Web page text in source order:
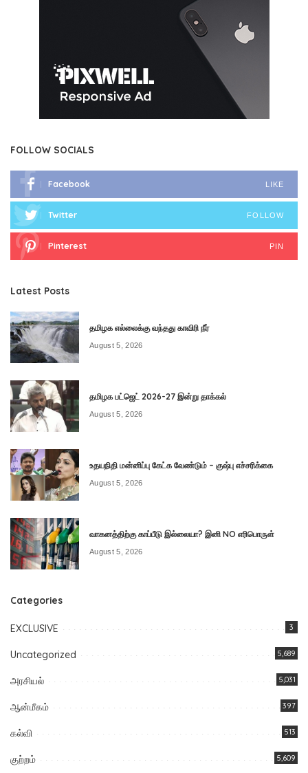
FOLLOW SOCIALS
Facebook LIKE
Twitter FOLLOW
Pinterest PIN
Latest Posts
தமிழக எல்லைக்கு வந்தது காவிரி நீர்
August 5, 2026
தமிழக பட்ஜெட் 2026-27 இன்று தாக்கல்
August 5, 2026
உதயநிதி மன்னிப்பு கேட்க வேண்டும் – குஷ்பு எச்சரிக்கை
August 5, 2026
வாகனத்திற்கு காப்பீடு இல்லையா? இனி NO எரிபொருள்
August 5, 2026
Categories
EXCLUSIVE 3
Uncategorized 5,689
அரசியல் 5,031
ஆன்மீகம் 397
கல்வி 513
குற்றம் 5,609